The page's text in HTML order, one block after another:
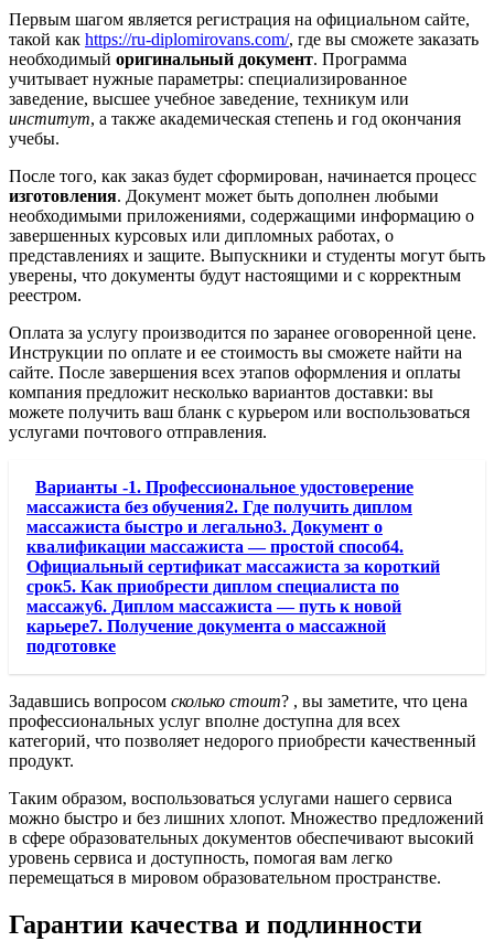
Первым шагом является регистрация на официальном сайте,
такой как https://ru-diplomirovans.com/, где вы сможете заказать
необходимый оригинальный документ. Программа
учитывает нужные параметры: специализированное
заведение, высшее учебное заведение, техникум или
институт, а также академическая степень и год окончания
учебы.
После того, как заказ будет сформирован, начинается процесс
изготовления. Документ может быть дополнен любыми
необходимыми приложениями, содержащими информацию о
завершенных курсовых или дипломных работах, о
представлениях и защите. Выпускники и студенты могут быть
уверены, что документы будут настоящими и с корректным
реестром.
Оплата за услугу производится по заранее оговоренной цене.
Инструкции по оплате и ее стоимость вы сможете найти на
сайте. После завершения всех этапов оформления и оплаты
компания предложит несколько вариантов доставки: вы
можете получить ваш бланк с курьером или воспользоваться
услугами почтового отправления.
Варианты -1. Профессиональное удостоверение
массажиста без обучения2. Где получить диплом
массажиста быстро и легально3. Документ о
квалификации массажиста — простой способ4.
Официальный сертификат массажиста за короткий
срок5. Как приобрести диплом специалиста по
массажу6. Диплом массажиста — путь к новой
карьере7. Получение документа о массажной
подготовке
Задавшись вопросом сколько стоит? , вы заметите, что цена
профессиональных услуг вполне доступна для всех
категорий, что позволяет недорого приобрести качественный
продукт.
Таким образом, воспользоваться услугами нашего сервиса
можно быстро и без лишних хлопот. Множество предложений
в сфере образовательных документов обеспечивают высокий
уровень сервиса и доступность, помогая вам легко
перемещаться в мировом образовательном пространстве.
Гарантии качества и подлинности